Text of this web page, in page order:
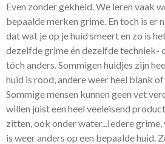
Even zonder gekheid. We leren vaak
bepaalde merken grime. En toch is er
dat wat je op je huid smeert en zo is
dezelfde grime én dezelfde techniek-
tóch anders. Sommigen huidjes zijn
huid is rood, andere weer heel blank
Sommige mensen kunnen geen vet
willen juist een heel veeleisend
zitten, ook onder water...Iedere
is weer anders op een bepaalde huid.